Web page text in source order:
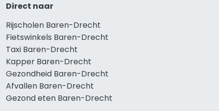
Direct naar
Rijscholen Baren-Drecht
Fietswinkels Baren-Drecht
Taxi Baren-Drecht
Kapper Baren-Drecht
Gezondheid Baren-Drecht
Afvallen Baren-Drecht
Gezond eten Baren-Drecht